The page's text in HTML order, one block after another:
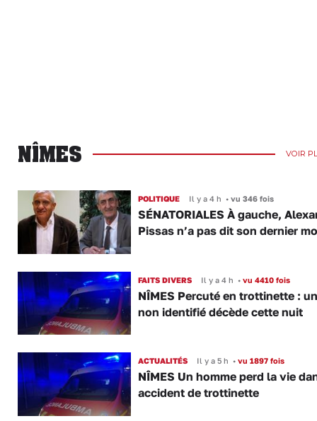
NÎMES VOIR
POLITIQUE Il y a 4 h •vu 346 fois
SÉNATORIALES À gauche,
Pissas n’a pas dit son dernier
FAITS DIVERS Il y a 4 h •vu 4410 fois
NÎMES Percuté en trottinette :
non identifié décède cette nuit
ACTUALITÉS Il y a 5 h •vu 1897 fois
NÎMES Un homme perd la vie
accident de trottinette